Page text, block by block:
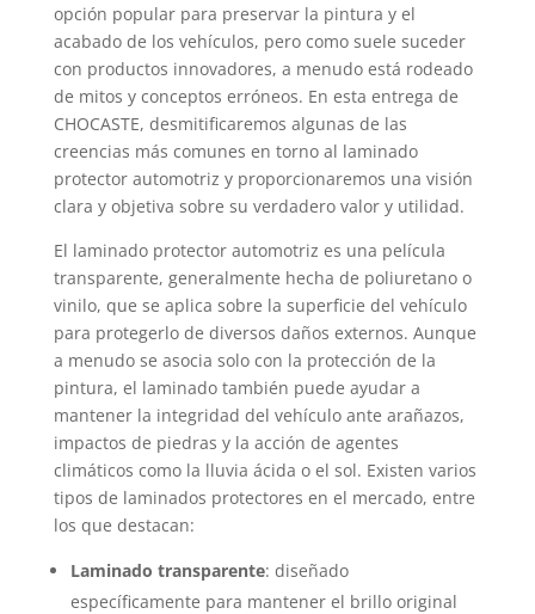
opción popular para preservar la pintura y el
acabado de los vehículos, pero como suele suceder
con productos innovadores, a menudo está rodeado
de mitos y conceptos erróneos. En esta entrega de
CHOCASTE, desmitificaremos algunas de las
creencias más comunes en torno al laminado
protector automotriz y proporcionaremos una visión
clara y objetiva sobre su verdadero valor y utilidad.
El laminado protector automotriz es una película
transparente, generalmente hecha de poliuretano o
vinilo, que se aplica sobre la superficie del vehículo
para protegerlo de diversos daños externos. Aunque
a menudo se asocia solo con la protección de la
pintura, el laminado también puede ayudar a
mantener la integridad del vehículo ante arañazos,
impactos de piedras y la acción de agentes
climáticos como la lluvia ácida o el sol. Existen varios
tipos de laminados protectores en el mercado, entre
los que destacan:
Laminado transparente: diseñado
específicamente para mantener el brillo original